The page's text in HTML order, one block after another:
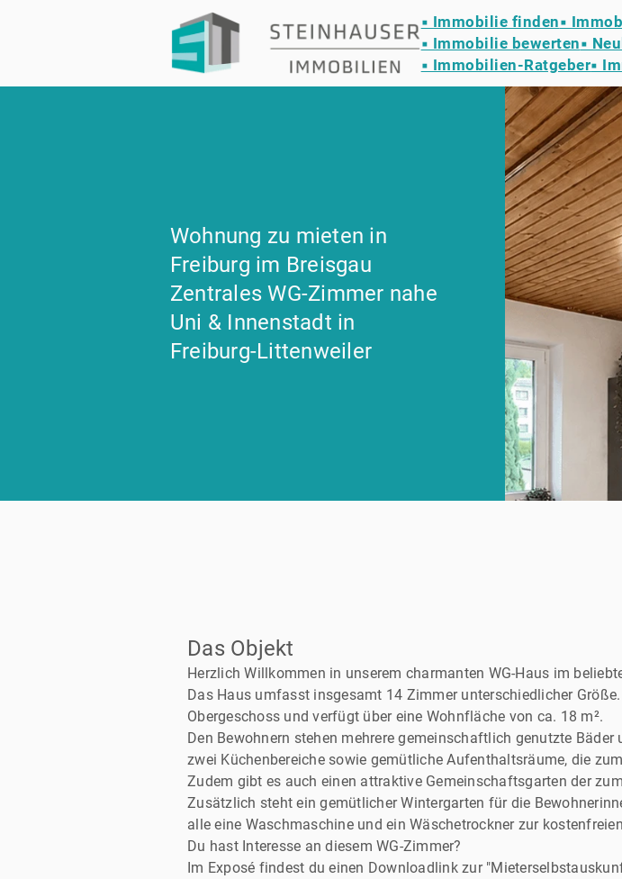
▪ Immobilie finden▪
▪ Immobilie bewerten▪
▪ Immobilien-Ratgeber▪
Wohnung zu mieten in
Freiburg im Breisgau
Zentrales WG-Zimmer nahe
Uni & Innenstadt in
Freiburg-Littenweiler
Das Objekt
Herzlich Willkommen in unserem charmanten WG-Haus im
Das Haus umfasst insgesamt 14 Zimmer unterschiedlicher
Obergeschoss und verfügt über eine Wohnfläche von ca. 18 m².
Den Bewohnern stehen mehrere gemeinschaftlich genutzte
zwei Küchenbereiche sowie gemütliche Aufenthaltsräume, die
Zudem gibt es auch einen attraktive Gemeinschaftsgarten der
Zusätzlich steht ein gemütlicher Wintergarten für die
alle eine Waschmaschine und ein Wäschetrockner zur
Du hast Interesse an diesem WG-Zimmer?
Im Exposé findest du einen Downloadlink zur